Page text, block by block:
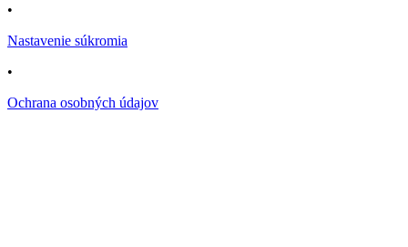
•
Nastavenie súkromia
•
Ochrana osobných údajov